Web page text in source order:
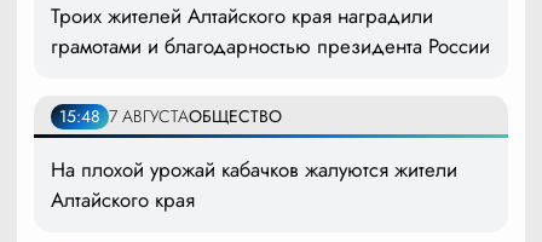
Троих жителей Алтайского края наградили
грамотами и благодарностью президента России
15:48 7 АВГУСТАОБЩЕСТВО
На плохой урожай кабачков жалуются жители
Алтайского края